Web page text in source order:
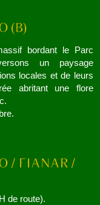
bordant le Parc
un paysage
locales et de leurs
abritant une flore
de route).